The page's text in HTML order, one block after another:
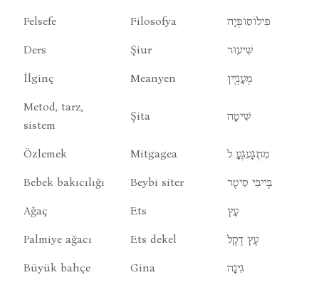
Felsefe Filosofya פִילוֹסוֹפְיָה
Ders Şiur שִׁיעוּר
İlginç Meanyen מְעָנְיֶין
Metod, tarz,
sistem
Şita שִׁיטָה
Özlemek Mitgagea מִתְגָעגֶעָ ל
Bebek bakıcılığı Beybi siter בֶּייבִּי סִיטֶר
Ağaç Ets עֶץ
Palmiye ağacı Ets dekel עֶץ דֶקֶל
Büyük bahçe Gina גִינָה